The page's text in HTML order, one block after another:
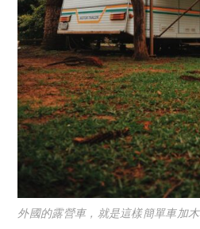
外國的露營車，就是這樣簡單車加